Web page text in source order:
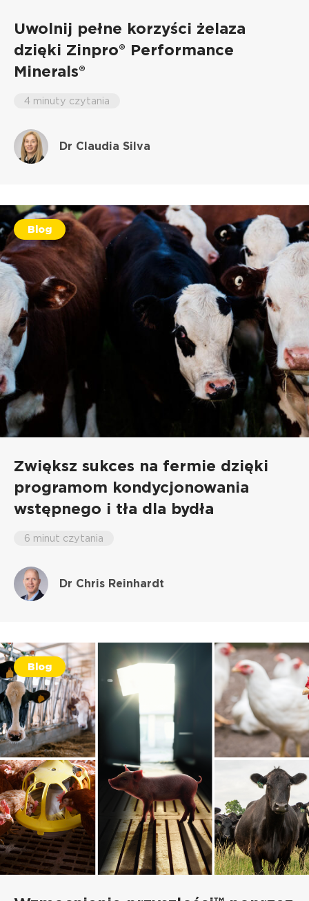
Uwolnij pełne korzyści żelaza
dzięki Zinpro® Performance
Minerals®
4 minuty czytania
Dr Claudia Silva
Blog
Zwiększ sukces na fermie dzięki
programom kondycjonowania
wstępnego i tła dla bydła
6 minut czytania
Dr Chris Reinhardt
Blog